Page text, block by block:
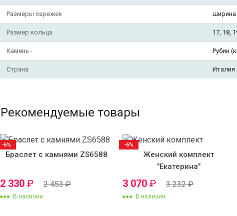
Размеры сережек ширина
Размер кольца 17, 18,
Камень - Рубин
Страна Италия
Рекомендуемые товары
Браслет с камнями ZS6588
2 330 ₽ 2 453₽
В наличии
-6%
Женский комплект
"Екатерина"
3 070 ₽ 3 232₽
В наличии
-6%